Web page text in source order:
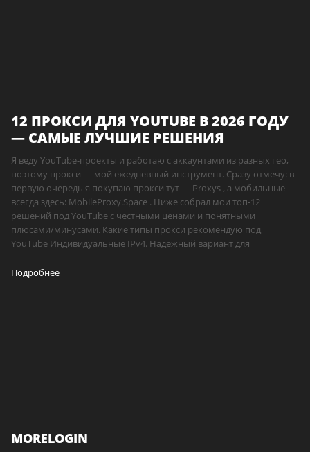
12 ПРОКСИ ДЛЯ YOUTUBE В 2026 ГОДУ
— САМЫЕ ЛУЧШИЕ РЕШЕНИЯ
Я веду YouTube-проекты и работаю с аккаунтами из разных гео,
поэтому прокси — мой ежедневный инструмент. Сразу отмечу: в
первую очередь я покупаю прокси тут — Proxys , а мобильные —
всегда здесь: MobileProxy.Space . Ниже собрал мои топ-12
решений под YouTube с честными ценами и понятными
плюсами/минусами. Какие типы прокси рекомендую под
YouTube Индивидуальные IPv4. Надёжный вариант для
Подробнее
MORELOGIN